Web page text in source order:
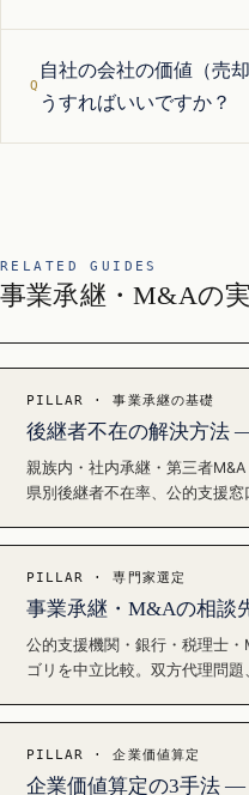
自社の会社の価値（売
うすればいいですか？
RELATED GUIDES
事業承継・M&Aの
PILLAR · 事業承継の基礎
後継者不在の解決方法
親族内・社内承継・第三者
県別後継者不在率、公的支援窓
PILLAR · 専門家選定
事業承継・M&Aの相談
公的支援機関・銀行・税理士
ゴリを中立比較。双方代理問題
PILLAR · 企業価値算定
企業価値算定の3手法 —